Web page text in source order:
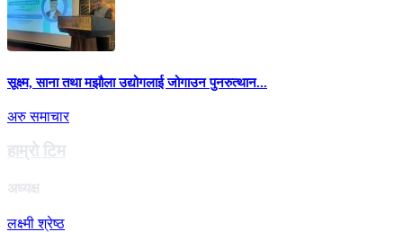
सूक्ष्म, साना तथा मझौला उद्योगलाई जोगाउन पुनरुत्थान...
अरु समाचार
हाम्राे टिम
अध्यक्ष
लक्ष्मी श्रेष्ठ